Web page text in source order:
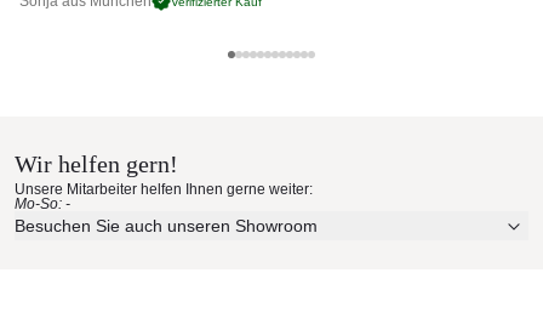
Maße: (B × T × H)
Optinales Rückenkissen: 60x35cm
Hersteller:
Roberti
Erleben Sie unsere Stoffe und Materialien ganz in Ruhe in
Ihren eigenen vier Wänden.
Aktuelle Originalstoffe des Herstellers
Wir helfen gern!
Unsere Mitarbeiter helfen Ihnen gerne weiter:
Mo-So: -
Besuchen Sie auch unseren Showroom